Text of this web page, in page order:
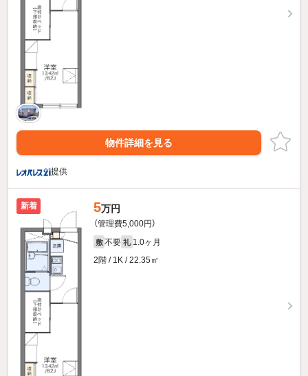
物件詳細を見る
提供
新着 5万円
（管理費5,000円）
敷 不要 礼 1.0ヶ月
2階 / 1K / 22.35㎡